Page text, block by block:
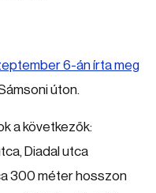
6-án írta meg
úton.
a következők:
Diadal utca
300 méter hosszon